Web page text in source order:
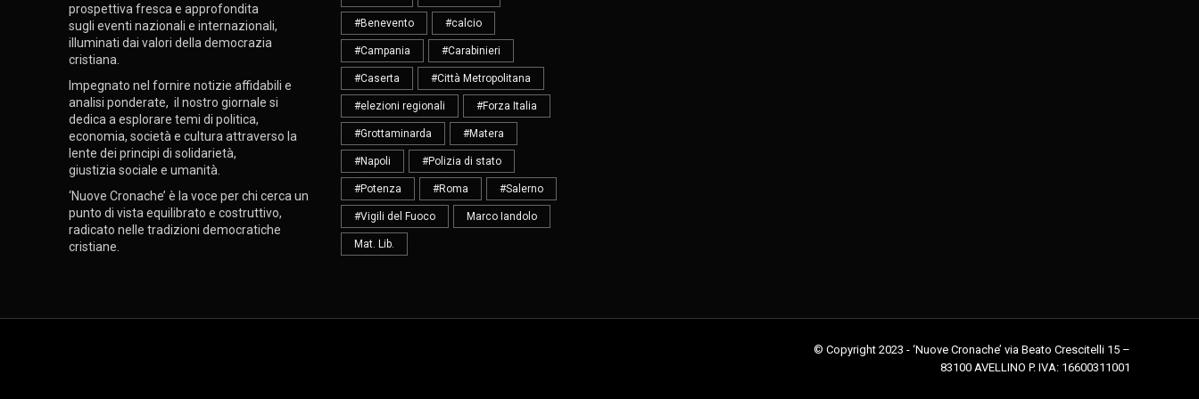
prospettiva fresca e approfondita
sugli eventi nazionali e internazionali,
illuminati dai valori della democrazia
cristiana.
Impegnato nel fornire notizie affidabili e
analisi ponderate, il nostro giornale si
dedica a esplorare temi di politica,
economia, società e cultura attraverso la
lente dei principi di solidarietà,
giustizia sociale e umanità.
‘Nuove Cronache’ è la voce per chi cerca un
punto di vista equilibrato e costruttivo,
radicato nelle tradizioni democratiche
cristiane.
#Benevento #calcio
#Campania #Carabinieri
#Caserta #Città Metropolitana
#elezioni regionali #Forza Italia
#Grottaminarda #Matera
#Napoli #Polizia di stato
#Potenza #Roma #Salerno
#Vigili del Fuoco Marco Iandolo
Mat. Lib.
© Copyright 2023 - ‘Nuove Cronache’ via Beato Crescitelli 15 –
83100 AVELLINO P. IVA: 16600311001